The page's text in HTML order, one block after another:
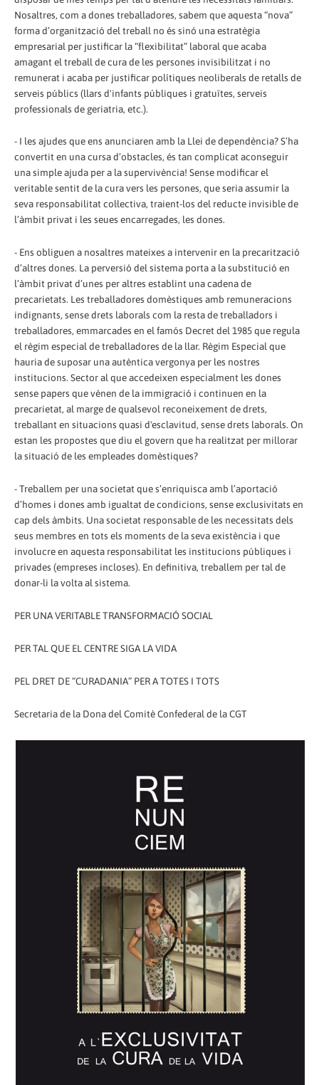
Nosaltres, com a dones treballadores, sabem que aquesta “nova”
forma d’organització del treball no és sinó una estratègia
empresarial per justificar la “flexibilitat” laboral que acaba
amagant el treball de cura de les persones invisibilitzat i no
remunerat i acaba per justificar polítiques neoliberals de retalls de
serveis públics (llars d'infants públiques i gratuïtes, serveis
professionals de geriatria, etc.).
- I les ajudes que ens anunciaren amb la Llei de dependència? S’ha
convertit en una cursa d’obstacles, és tan complicat aconseguir
una simple ajuda per a la supervivència! Sense modificar el
veritable sentit de la cura vers les persones, que seria assumir la
seva responsabilitat col·lectiva, traient-los del reducte invisible de
l’àmbit privat i les seues encarregades, les dones.
- Ens obliguen a nosaltres mateixes a intervenir en la precarització
d’altres dones. La perversió del sistema porta a la substitució en
l’àmbit privat d’unes per altres establint una cadena de
precarietats. Les treballadores domèstiques amb remuneracions
indignants, sense drets laborals com la resta de treballadors i
treballadores, emmarcades en el famós Decret del 1985 que regula
el règim especial de treballadores de la llar. Règim Especial que
hauria de suposar una autèntica vergonya per les nostres
institucions. Sector al que accedeixen especialment les dones
sense papers que vénen de la immigració i continuen en la
precarietat, al marge de qualsevol reconeixement de drets,
treballant en situacions quasi d'esclavitud, sense drets laborals. On
estan les propostes que diu el govern que ha realitzat per millorar
la situació de les empleades domèstiques?
- Treballem per una societat que s’enriquisca amb l’aportació
d’homes i dones amb igualtat de condicions, sense exclusivitats en
cap dels àmbits. Una societat responsable de les necessitats dels
seus membres en tots els moments de la seva existència i que
involucre en aquesta responsabilitat les institucions públiques i
privades (empreses incloses). En definitiva, treballem per tal de
donar-li la volta al sistema.
PER UNA VERITABLE TRANSFORMACIÓ SOCIAL
PER TAL QUE EL CENTRE SIGA LA VIDA
PEL DRET DE “CURADANIA” PER A TOTES I TOTS
Secretaria de la Dona del Comitè Confederal de la CGT